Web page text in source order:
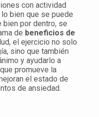
con actividad
bien que se puede
bien por dentro, se
de beneficios de
el ejercicio no solo
sino que también
y ayudarlo a
promueve la
el estado de
de ansiedad.